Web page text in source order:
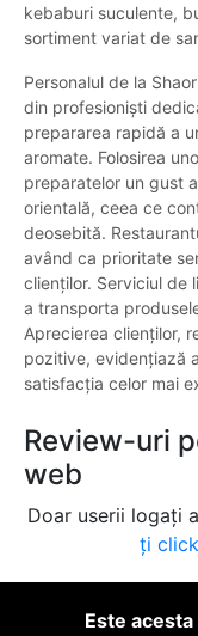
kebaburi suculente,
sortiment variat de
Personalul de la
din profesioniști
prepararea rapidă a
aromate. Folosirea
preparatelor un gust
orientală, ceea ce
deosebită.
având ca prioritate
clienților. Serviciul de
a transporta
Aprecierea clienților,
pozitive, evidențiază
satisfacția celor mai
Review-uri
web
Doar userii logați
ți
Este